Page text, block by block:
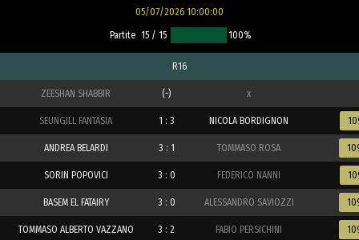
05/07/2026 10:00:00
Partite 15 / 15 100%
R16
ZEESHAN SHABBIR (-) x
SEUNGILL FANTASIA 1 : 3 NICOLA BORDIGNON
ANDREA BELARDI 3 : 1 TOMMASO ROSA
SORIN POPOVICI 3 : 0 FEDERICO NANNI
BASEM EL FATAIRY 3 : 0 ALESSANDRO SAVIOZZI
TOMMASO ALBERTO VAZZANO 3 : 2 FABIO PERSICHINI